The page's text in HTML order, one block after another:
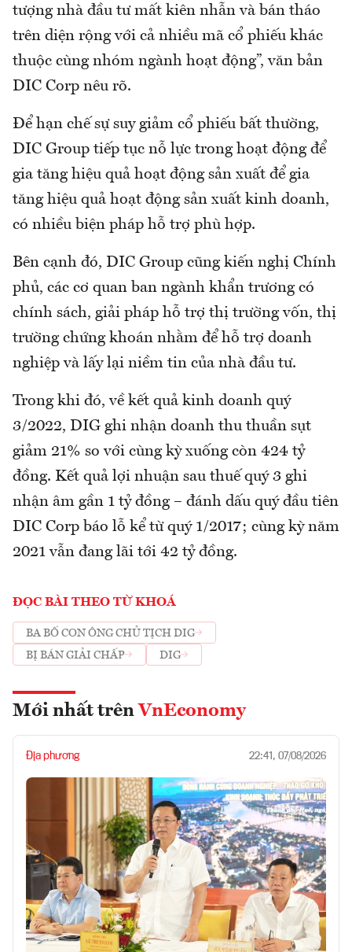
tượng nhà đầu tư mất kiên nhẫn và bán tháo
trên diện rộng với cả nhiều mã cổ phiếu khác
thuộc cùng nhóm ngành hoạt động”, văn bản
DIC Corp nêu rõ.
Để hạn chế sự suy giảm cổ phiếu bất thường,
DIC Group tiếp tục nỗ lực trong hoạt động để
gia tăng hiệu quả hoạt động sản xuất để gia
tăng hiệu quả hoạt động sản xuất kinh doanh,
có nhiều biện pháp hỗ trợ phù hợp.
Bên cạnh đó, DIC Group cũng kiến nghị Chính
phủ, các cơ quan ban ngành khẩn trương có
chính sách, giải pháp hỗ trợ thị trường vốn, thị
trường chứng khoán nhằm để hỗ trợ doanh
nghiệp và lấy lại niềm tin của nhà đầu tư.
Trong khi đó, về kết quả kinh doanh quý
3/2022, DIG ghi nhận doanh thu thuần sụt
giảm 21% so với cùng kỳ xuống còn 424 tỷ
đồng. Kết quả lợi nhuận sau thuế quý 3 ghi
nhận âm gần 1 tỷ đồng – đánh dấu quý đầu tiên
DIC Corp báo lỗ kể từ quý 1/2017; cùng kỳ năm
2021 vẫn đang lãi tới 42 tỷ đồng.
ĐỌC BÀI THEO TỪ KHOÁ
BA BỐ CON ÔNG CHỦ TỊCH DIG
BỊ BÁN GIẢI CHẤP
DIG
Mới nhất trên VnEconomy
Địa phương 22:41, 07/08/2026